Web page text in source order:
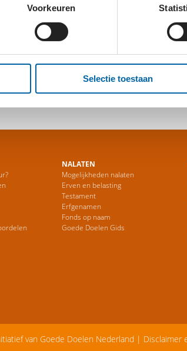
Voorkeuren
Selectie toestaan
NALATEN
Mogelijkheden nalaten
Erven en belasting
Testament
Erfgenamen
Fonds op naam
Goede Doelen Gids
van Goede Doelen Nederland | Disclaimer